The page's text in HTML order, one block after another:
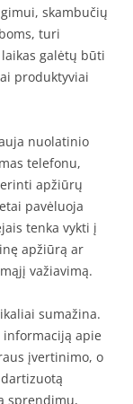
skambučių
turi
galėtų būti
produktyviai
nuolatinio
telefonu,
apžiūrų
pavėluoja
tenka vykti į
apžiūrą ar
važiavimą.
sumažina.
apie
įvertinimo, o
sprendimu,